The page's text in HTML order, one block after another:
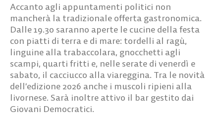
Accanto agli appuntamenti politici non
mancherà la tradizionale offerta gastronomica.
Dalle 19.30 saranno aperte le cucine della festa
con piatti di terra e di mare: tordelli al ragù,
linguine alla trabaccolara, gnocchetti agli
scampi, quarti fritti e, nelle serate di venerdì e
sabato, il cacciucco alla viareggina. Tra le novità
dell’edizione 2026 anche i muscoli ripieni alla
livornese. Sarà inoltre attivo il bar gestito dai
Giovani Democratici.